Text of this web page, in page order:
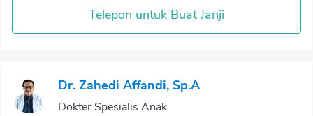
Telepon untuk Buat Janji
Dr. Zahedi Affandi, Sp.A
Dokter Spesialis Anak